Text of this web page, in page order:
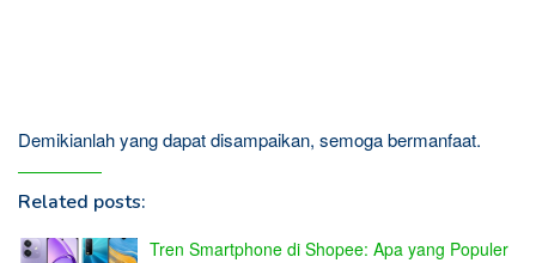
Demikianlah yang dapat disampaikan, semoga bermanfaat.
Related posts:
Tren Smartphone di Shopee: Apa yang Populer